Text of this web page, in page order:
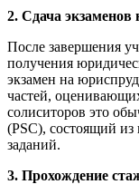
2. Сдача
После завершения
получения
экзамен на
частей,
солиситоров это
(PSC), состоящий из
заданий.
3. Прохождение